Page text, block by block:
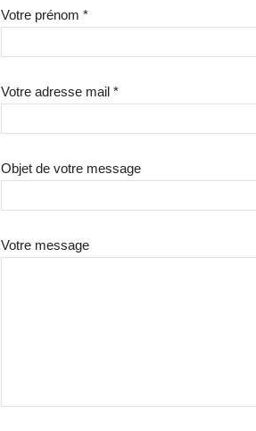
Votre prénom *
Votre adresse mail *
Objet de votre message
Votre message